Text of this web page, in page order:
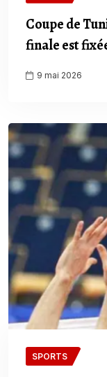
Coupe de
finale est
9 mai 2026
SPORTS